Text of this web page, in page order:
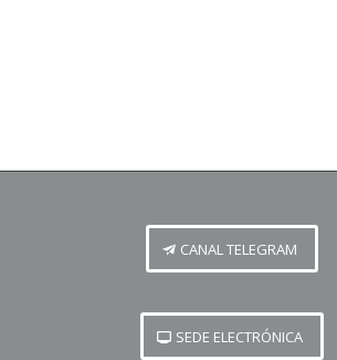
CANAL TELEGRAM
SEDE ELECTRÓNICA